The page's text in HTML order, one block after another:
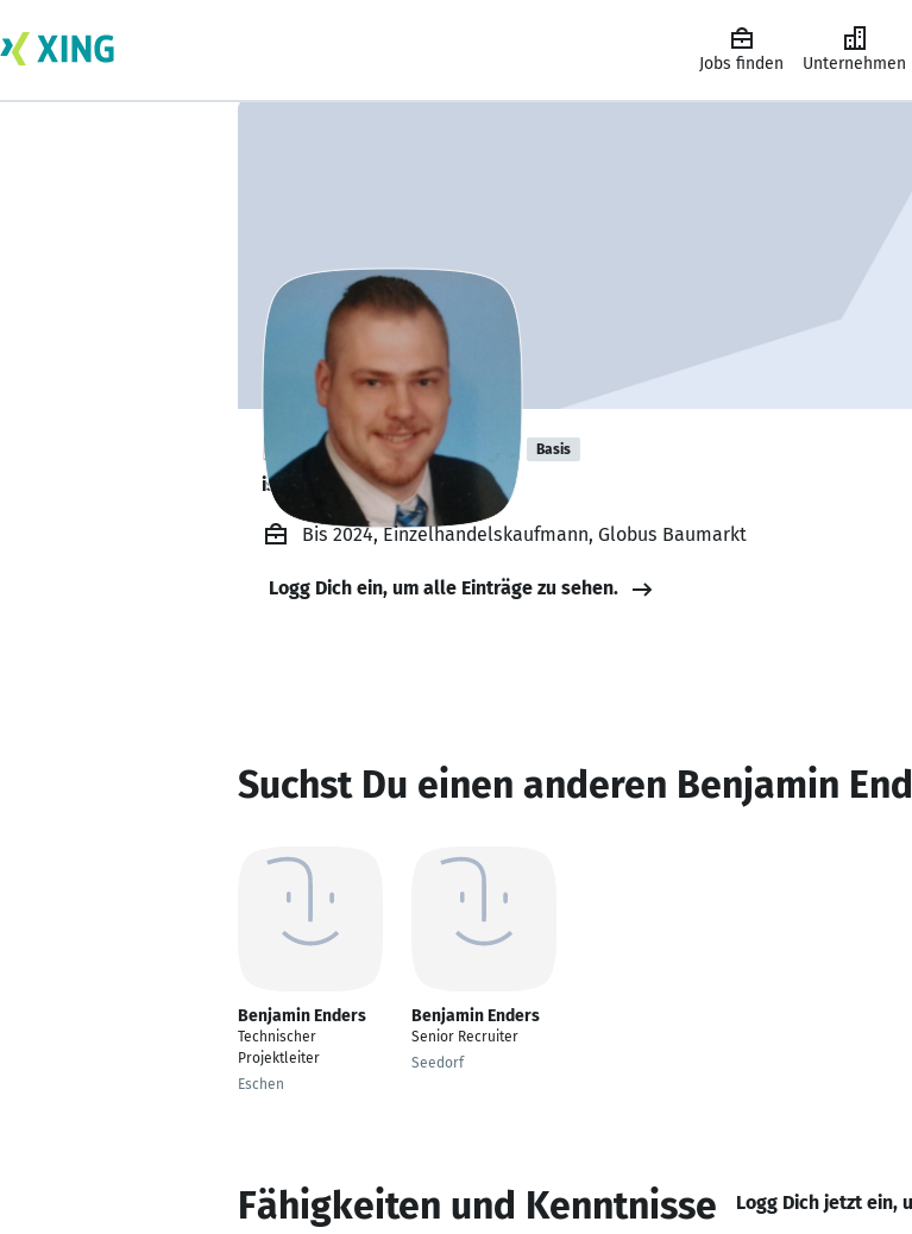
Jobs finden Unternehmen
Benjamin Enders Basis
ist offen für Projekte. 🔎
Bis 2024, Einzelhandelskaufmann, Globus Baumarkt
Logg Dich ein, um alle Einträge zu sehen.
Suchst Du einen anderen Benjamin
Benjamin Enders
Technischer
Projektleiter
Eschen
Benjamin Enders
Senior Recruiter
Seedorf
Fähigkeiten und Kenntnisse Logg Dich jetzt ein,